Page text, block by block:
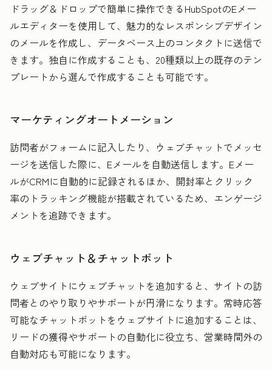
ドラッグ＆ドロップで簡単に操作できるHubSpotのEメー
ルエディターを使用して、魅力的なレスポンシブデザイン
のメールを作成し、データベース上のコンタクトに送信で
きます。独自に作成することも、20種類以上の既存のテン
プレートから選んで作成することも可能です。
マーケティングオートメーション
訪問者がフォームに記入したり、ウェブチャットでメッセ
ージを送信した際に、Eメールを自動送信します。Eメー
ルがCRMに自動的に記録されるほか、開封率とクリック
率のトラッキング機能が搭載されているため、エンゲージ
メントを追跡できます。
ウェブチャット＆チャットボット
ウェブサイトにウェブチャットを追加すると、サイトの訪
問者とのやり取りやサポートが円滑になります。常時応答
可能なチャットボットをウェブサイトに追加することは、
リードの獲得やサポートの自動化に役立ち、営業時間外の
自動対応も可能になります。